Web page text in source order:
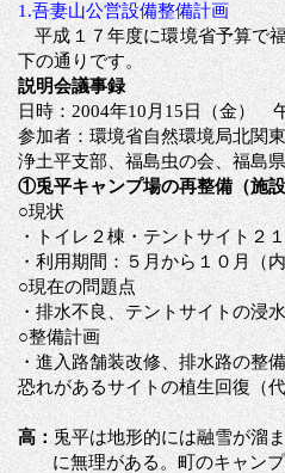
1.吾妻山公営設備整備計画
平成１７年度に環境省予算で
下の通りです。
説明会議事録
日時：2004年10月15日（金）
参加者：環境省自然環境局北関
浄土平支部、福島虫の会、福島
①兎平キャンプ場の再整備（施設
○現状
・トイレ２棟・テントサイト２
・利用期間：５月から１０月（
○現在の問題点
・排水不良、テントサイトの浸
○整備計画
・進入路舗装改修、排水路の整
恐れがあるサイトの植生回復（
高： 兎平は地形的には融雪が溜
に無理がある。町のキャン